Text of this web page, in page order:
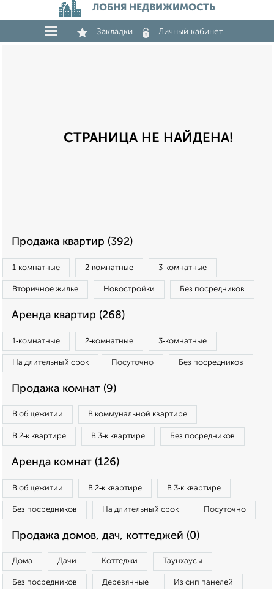
ЛОБНЯ НЕДВИЖИМОСТЬ
Закладки Личный кабинет
СТРАНИЦА НЕ НАЙДЕНА!
Продажа квартир (392)
1‑комнатные 2‑комнатные 3‑комнатные
Вторичное жилье Новостройки Без посредников
Аренда квартир (268)
1‑комнатные 2‑комнатные 3‑комнатные
На длительный срок Посуточно Без посредников
Продажа комнат (9)
В общежитии В коммунальной квартире
В 2‑к квартире В 3‑к квартире Без посредников
Аренда комнат (126)
В общежитии В 2‑к квартире В 3‑к квартире
Без посредников На длительный срок Посуточно
Продажа домов, дач, коттеджей (0)
Дома Дачи Коттеджи Таунхаусы
Без посредников Деревянные Из сип панелей